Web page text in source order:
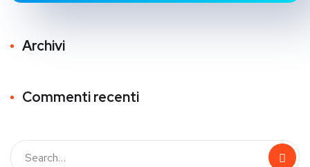
Archivi
Commenti recenti